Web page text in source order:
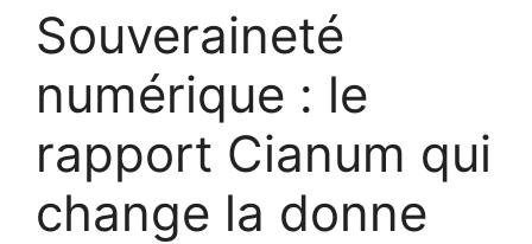
Souveraineté
numérique : le
rapport Cianum qui
change la donne